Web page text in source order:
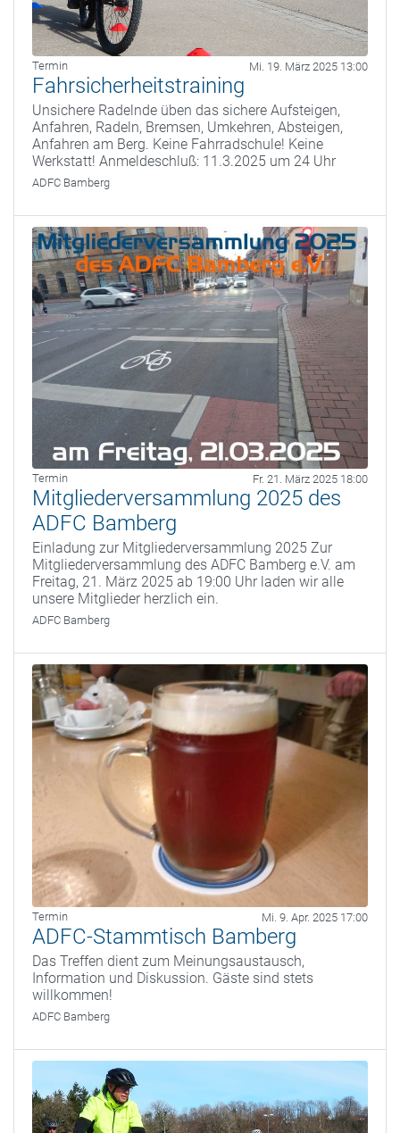
Termin Mi. 19. März 2025 13:00
Fahrsicherheitstraining
Unsichere Radelnde üben das sichere Aufsteigen,
Anfahren, Radeln, Bremsen, Umkehren, Absteigen,
Anfahren am Berg. Keine Fahrradschule! Keine
Werkstatt! Anmeldeschluß: 11.3.2025 um 24 Uhr
ADFC Bamberg
Termin Fr. 21. März 2025 18:00
Mitgliederversammlung 2025 des
ADFC Bamberg
Einladung zur Mitgliederversammlung 2025 Zur
Mitgliederversammlung des ADFC Bamberg e.V. am
Freitag, 21. März 2025 ab 19:00 Uhr laden wir alle
unsere Mitglieder herzlich ein.
ADFC Bamberg
Termin Mi. 9. Apr. 2025 17:00
ADFC-Stammtisch Bamberg
Das Treffen dient zum Meinungsaustausch,
Information und Diskussion. Gäste sind stets
willkommen!
ADFC Bamberg